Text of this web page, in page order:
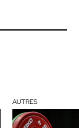
AUTRES